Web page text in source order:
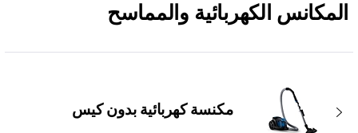
المكانس الكهربائية والمماسح
مكنسة كهربائية بدون كيس